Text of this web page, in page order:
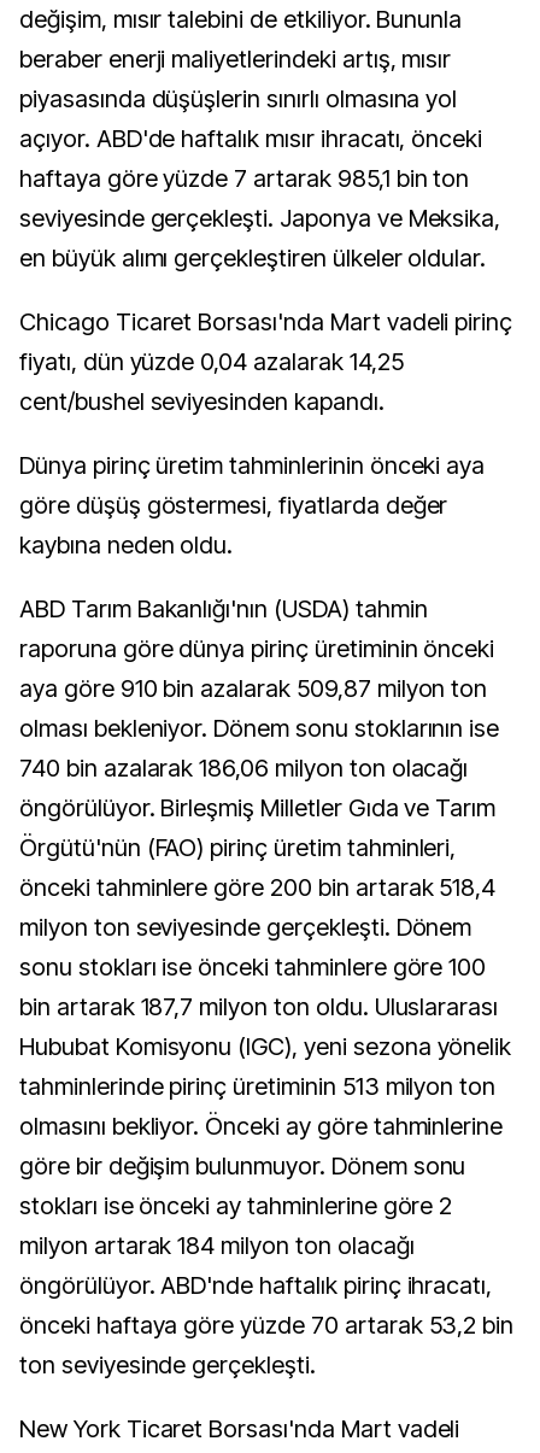
değişim, mısır talebini de etkiliyor. Bununla
beraber enerji maliyetlerindeki artış, mısır
piyasasında düşüşlerin sınırlı olmasına yol
açıyor. ABD'de haftalık mısır ihracatı, önceki
haftaya göre yüzde 7 artarak 985,1 bin ton
seviyesinde gerçekleşti. Japonya ve Meksika,
en büyük alımı gerçekleştiren ülkeler oldular.
Chicago Ticaret Borsası'nda Mart vadeli pirinç
fiyatı, dün yüzde 0,04 azalarak 14,25
cent/bushel seviyesinden kapandı.
Dünya pirinç üretim tahminlerinin önceki aya
göre düşüş göstermesi, fiyatlarda değer
kaybına neden oldu.
ABD Tarım Bakanlığı'nın (USDA) tahmin
raporuna göre dünya pirinç üretiminin önceki
aya göre 910 bin azalarak 509,87 milyon ton
olması bekleniyor. Dönem sonu stoklarının ise
740 bin azalarak 186,06 milyon ton olacağı
öngörülüyor. Birleşmiş Milletler Gıda ve Tarım
Örgütü'nün (FAO) pirinç üretim tahminleri,
önceki tahminlere göre 200 bin artarak 518,4
milyon ton seviyesinde gerçekleşti. Dönem
sonu stokları ise önceki tahminlere göre 100
bin artarak 187,7 milyon ton oldu. Uluslararası
Hububat Komisyonu (IGC), yeni sezona yönelik
tahminlerinde pirinç üretiminin 513 milyon ton
olmasını bekliyor. Önceki ay göre tahminlerine
göre bir değişim bulunmuyor. Dönem sonu
stokları ise önceki ay tahminlerine göre 2
milyon artarak 184 milyon ton olacağı
öngörülüyor. ABD'nde haftalık pirinç ihracatı,
önceki haftaya göre yüzde 70 artarak 53,2 bin
ton seviyesinde gerçekleşti.
New York Ticaret Borsası'nda Mart vadeli